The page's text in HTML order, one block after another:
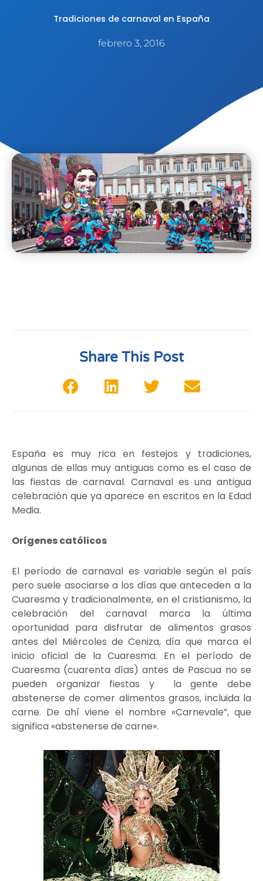
Tradiciones de carnaval en España
febrero 3, 2016
Share This Post
España es muy rica en festejos y tradiciones,
algunas de ellas muy antiguas como es el caso de
las fiestas de carnaval. Carnaval es una antigua
celebración que ya aparece en escritos en la Edad
Media.
Orígenes católicos
El período de carnaval es variable según el país
pero suele asociarse a los días que anteceden a la
Cuaresma y tradicionalmente, en el cristianismo, la
celebración del carnaval marca la última
oportunidad para disfrutar de alimentos grasos
antes del Miércoles de Ceniza, día que marca el
inicio oficial de la Cuaresma. En el período de
Cuaresma (cuarenta días) antes de Pascua no se
pueden organizar fiestas y la gente debe
abstenerse de comer alimentos grasos, incluida la
carne. De ahí viene el nombre «Carnevale”, que
significa «abstenerse de carne».